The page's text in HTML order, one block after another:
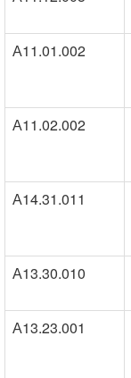
А11.01.002
А11.02.002
А14.31.011
А13.30.010
А13.23.001